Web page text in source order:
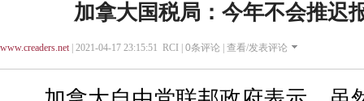
加拿大国税局：今年不会推迟
www.creaders.net| 2021-04-17 23:15:51 RCI | 0条评论 | 查看/发表评论